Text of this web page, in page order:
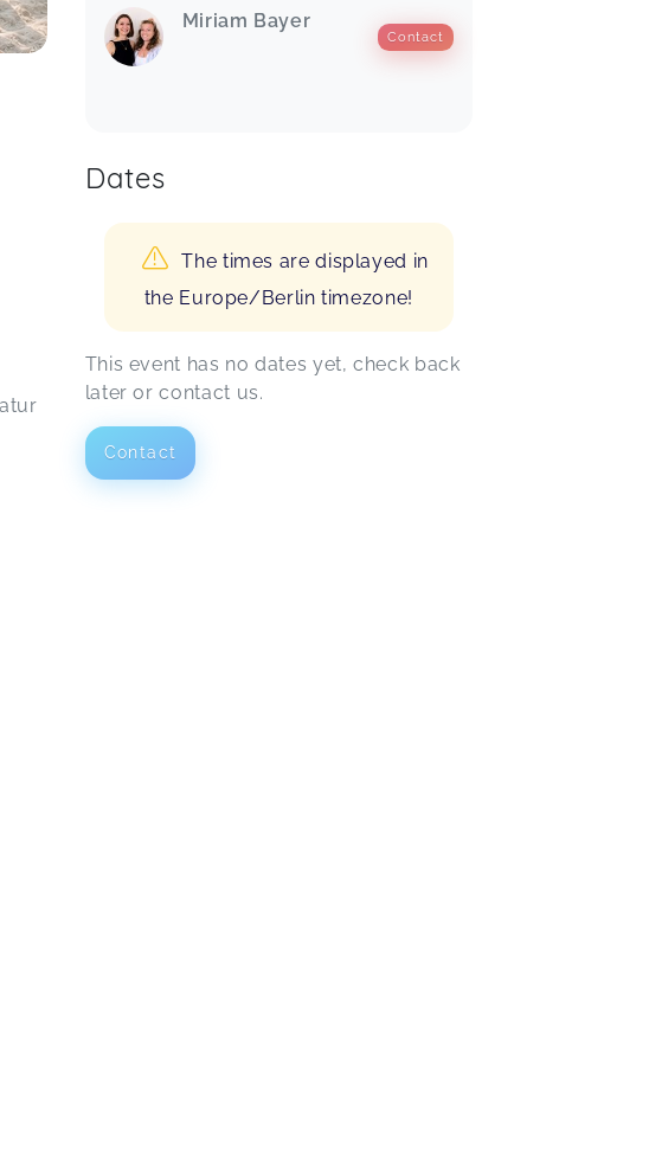
Miriam Bayer
Contact
Dates
The times are displayed in
the Europe/Berlin timezone!
This event has no dates yet, check back
later or contact us.
Contact